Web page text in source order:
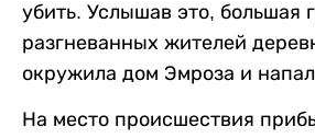
убить. Услышав это, большая
разгневанных жителей
окружила дом Эмроза и
На место происшествия